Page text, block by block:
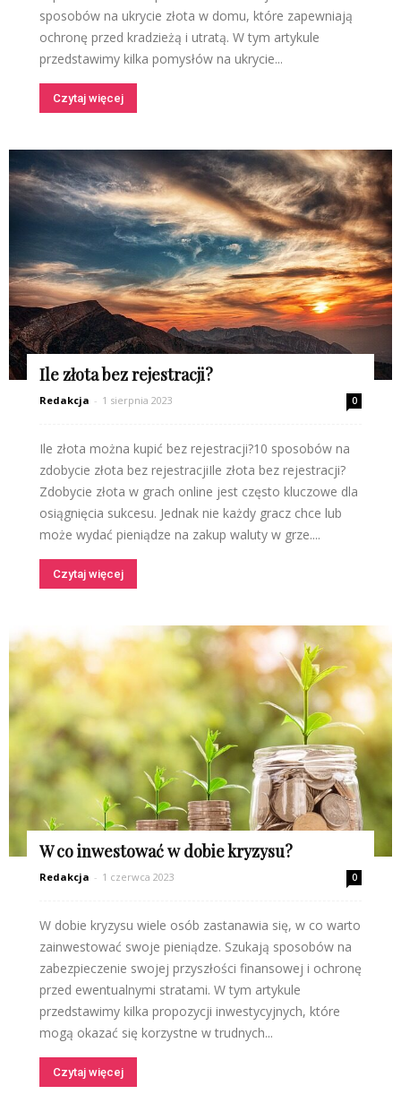
sposobów na ukrycie złota w domu, które zapewniają
ochronę przed kradzieżą i utratą. W tym artykule
przedstawimy kilka pomysłów na ukrycie...
Czytaj więcej
Ile złota bez rejestracji?
Redakcja - 1 sierpnia 2023 0
Ile złota można kupić bez rejestracji?10 sposobów na
zdobycie złota bez rejestracjiIle złota bez rejestracji?
Zdobycie złota w grach online jest często kluczowe dla
osiągnięcia sukcesu. Jednak nie każdy gracz chce lub
może wydać pieniądze na zakup waluty w grze....
Czytaj więcej
W co inwestować w dobie kryzysu?
Redakcja - 1 czerwca 2023 0
W dobie kryzysu wiele osób zastanawia się, w co warto
zainwestować swoje pieniądze. Szukają sposobów na
zabezpieczenie swojej przyszłości finansowej i ochronę
przed ewentualnymi stratami. W tym artykule
przedstawimy kilka propozycji inwestycyjnych, które
mogą okazać się korzystne w trudnych...
Czytaj więcej